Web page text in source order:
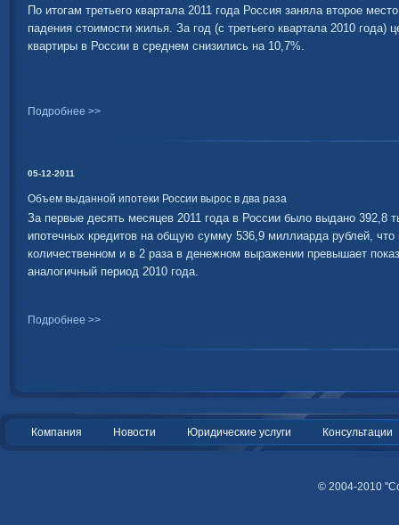
По итогам третьего квартала 2011 года Россия заняла второе
падения стоимости жилья. За год (с третьего квартала 2010 года)
квартиры в России в среднем снизились на 10,7%.
Подробнее >>
05-12-2011
Объем выданной ипотеки России вырос в два раза
За первые десять месяцев 2011 года в России было выдано 392,8
ипотечных кредитов на общую сумму 536,9 миллиарда рублей, что
количественном и в 2 раза в денежном выражении превышает
аналогичный период 2010 года.
Подробнее >>
Компания Новости Юридические услуги Консультации
© 2004-2010